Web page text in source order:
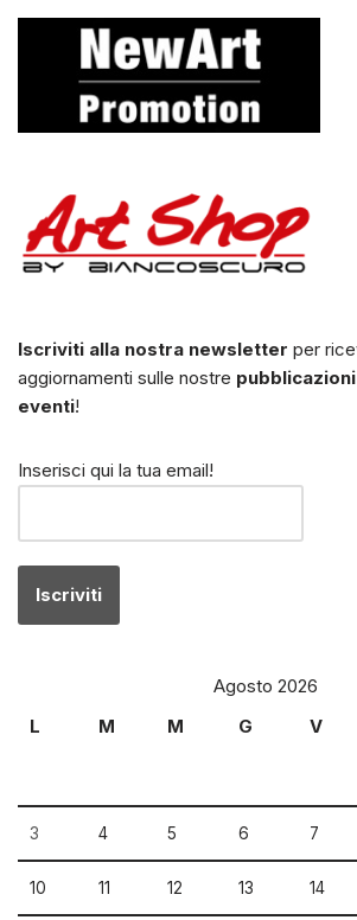
Iscriviti alla nostra newsletter per
aggiornamenti sulle nostre pubblicazioni
eventi!
Inserisci qui la tua email!
Agosto 2026
L
M M G V
3 4 5 6 7
10 11 12 13 14